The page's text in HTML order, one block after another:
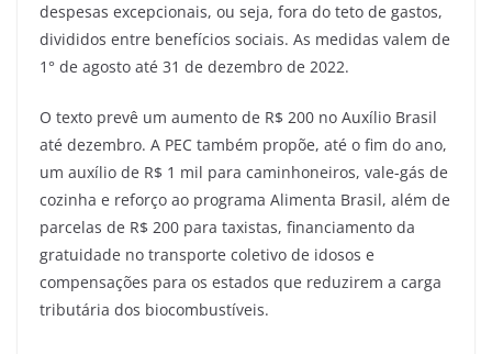
despesas excepcionais, ou seja, fora do teto de gastos,
divididos entre benefícios sociais. As medidas valem de
1° de agosto até 31 de dezembro de 2022.
O texto prevê um aumento de R$ 200 no Auxílio Brasil
até dezembro. A PEC também propõe, até o fim do ano,
um auxílio de R$ 1 mil para caminhoneiros, vale-gás de
cozinha e reforço ao programa Alimenta Brasil, além de
parcelas de R$ 200 para taxistas, financiamento da
gratuidade no transporte coletivo de idosos e
compensações para os estados que reduzirem a carga
tributária dos biocombustíveis.